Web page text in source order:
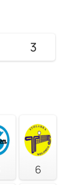
3
6